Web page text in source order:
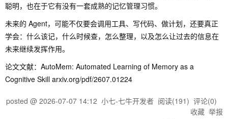
聪明，也在于它有没有一套成熟的记忆管理习惯。
未来的 Agent，可能不仅要会调用工具、写代码、做计划，还要真正
学会：什么该记，什么时候查，怎么整理，以及怎么让过去的信息在
未来继续发挥作用。
论文文献：AutoMem: Automated Learning of Memory as a
Cognitive Skill arxiv.org/pdf/2607.01224
posted @ 2026-07-07 14:12 小七-七牛开发者 阅读(191) 评论(0)
收藏 举报